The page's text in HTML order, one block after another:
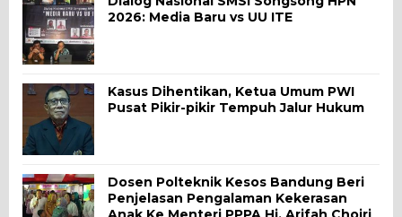
2026: Media Baru vs UU ITE
Kasus Dihentikan, Ketua Umum PWI
Pusat Pikir-pikir Tempuh Jalur Hukum
Dosen Polteknik Kesos Bandung Beri
Penjelasan Pengalaman Kekerasan